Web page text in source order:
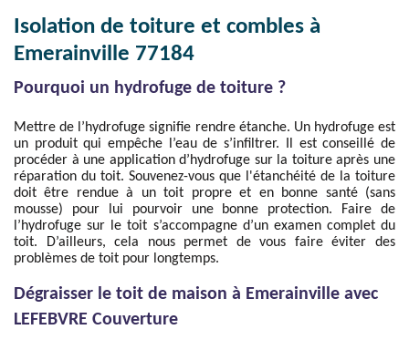
Isolation de toiture et combles à
Emerainville 77184
Pourquoi un hydrofuge de toiture ?
Mettre de l’hydrofuge signifie rendre étanche. Un hydrofuge est
un produit qui empêche l’eau de s’infiltrer. Il est conseillé de
procéder à une application d’hydrofuge sur la toiture après une
réparation du toit. Souvenez-vous que l'étanchéité de la toiture
doit être rendue à un toit propre et en bonne santé (sans
mousse) pour lui pourvoir une bonne protection. Faire de
l’hydrofuge sur le toit s’accompagne d’un examen complet du
toit. D’ailleurs, cela nous permet de vous faire éviter des
problèmes de toit pour longtemps.
Dégraisser le toit de maison à Emerainville avec
LEFEBVRE Couverture